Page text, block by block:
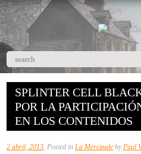
SPLINTER CELL
POR LA
EN LOS CONTENIDOS
2 abril, 2013, Posted inLa Mercinale byPaul